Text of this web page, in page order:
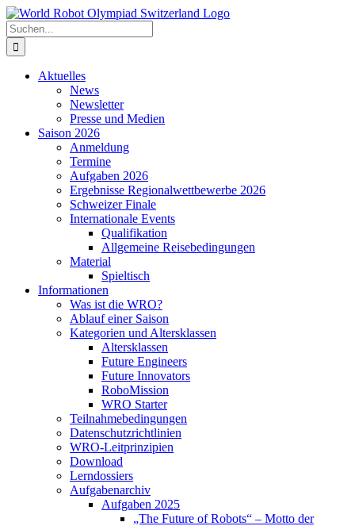
Zum
Inhalt
springen
Suche
nach:
Aktuelles
News
Newsletter
Presse und Medien
Saison 2026
Anmeldung
Termine
Aufgaben 2026
Ergebnisse Regionalwettbewerbe 2026
Schweizer Finale
Internationale Events
Qualifikation
Allgemeine Reisebedingungen
Material
Spieltisch
Informationen
Was ist die WRO?
Ablauf einer Saison
Kategorien und Altersklassen
Altersklassen
Future Engineers
Future Innovators
RoboMission
WRO Starter
Teilnahmebedingungen
Datenschutzrichtlinien
WRO-Leitprinzipien
Download
Lerndossiers
Aufgabenarchiv
Aufgaben 2025
„The Future of Robots“ – Motto der